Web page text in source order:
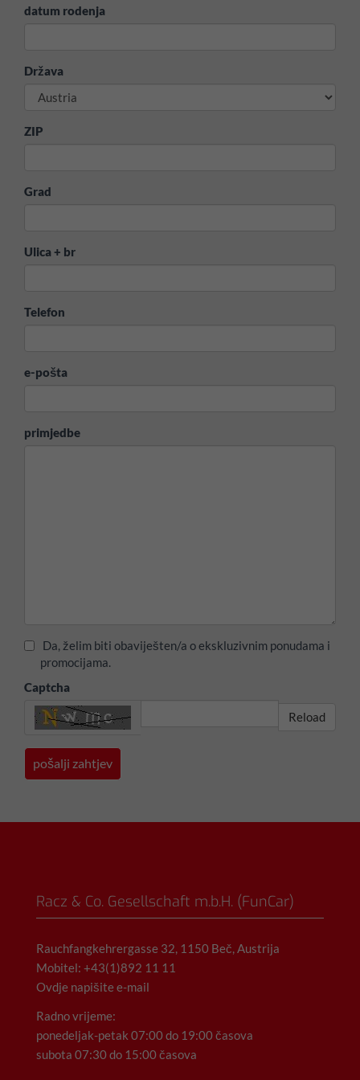
datum rodenja
Država
ZIP
Grad
Ulica + br
Telefon
e-pošta
primjedbe
Da, želim biti obaviješten/a o ekskluzivnim ponudama i
promocijama.
Captcha
Reload
Racz & Co. Gesellschaft m.b.H. (FunCar)
Rauchfangkehrergasse 32, 1150 Beč, Austrija
Mobitel: +43(1)892 11 11
Ovdje napišite e-mail
Radno vrijeme:
ponedeljak-petak 07:00 do 19:00 časova
subota 07:30 do 15:00 časova